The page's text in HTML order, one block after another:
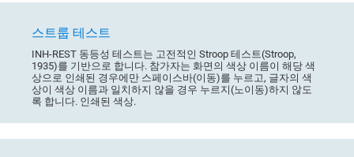
스트룹 테스트
INH-REST 동등성 테스트는 고전적인 Stroop 테스트(Stroop,
1935)를 기반으로 합니다. 참가자는 화면의 색상 이름이 해당 색
상으로 인쇄된 경우에만 스페이스바(이동)를 누르고, 글자의 색
상이 색상 이름과 일치하지 않을 경우 누르지(노이동)하지 않도
록 합니다. 인쇄된 색상.